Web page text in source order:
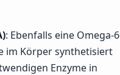
: Ebenfalls eine Omega-
im Körper synthetisiert
Enzyme in